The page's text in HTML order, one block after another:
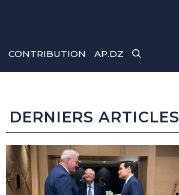
CONTRIBUTION AP.DZ
DERNIERS ARTICLES